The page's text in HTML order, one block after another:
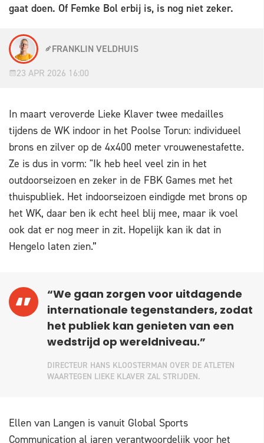
gaat doen. Of Femke Bol erbij is, is nog niet zeker.
FRANKLIN VELDHUIS
23 APR 2026 16:00
In maart veroverde Lieke Klaver twee medailles
tijdens de WK indoor in het Poolse Torun: individueel
brons en zilver op de 4x400 meter vrouwenestafette.
Ze is dus in vorm: "Ik heb heel veel zin in het
outdoorseizoen en zeker in de FBK Games met het
thuispubliek. Het indoorseizoen eindigde met brons op
het WK, daar ben ik echt heel blij mee, maar ik voel
ook dat er nog meer in zit. Hopelijk kan ik dat in
Hengelo laten zien.”
“We gaan zorgen voor uitdagende
internationale tegenstanders, zodat
het publiek kan genieten van een
wedstrijd op wereldniveau.”
DIRECTEUR HANS KLOOSTERMAN OVER DE ATLETEN
WAARTEGEN LIEKE KLAVER ZAL STRIJDEN.
Ellen van Langen is vanuit Global Sports
Communication al jaren verantwoordelijk voor het